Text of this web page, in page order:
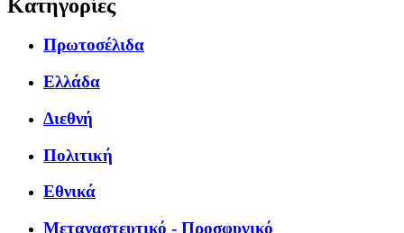
Κατηγορίες
Πρωτοσέλιδα
Ελλάδα
Διεθνή
Πολιτική
Εθνικά
Μεταναστευτικό - Προσφυγικό